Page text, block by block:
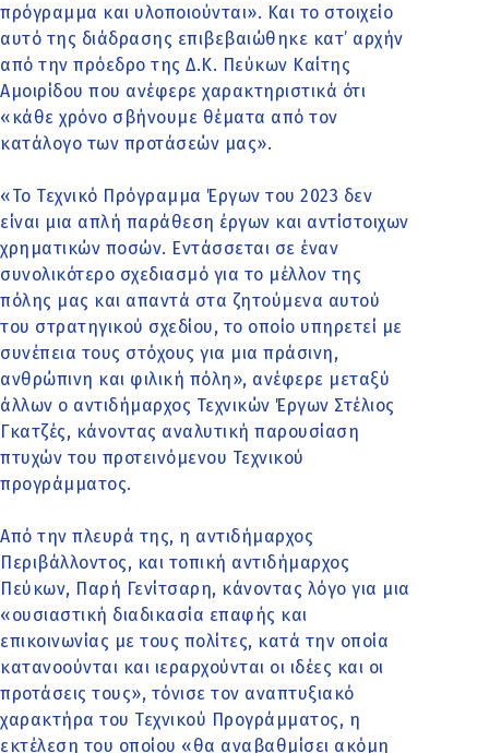
πρόγραμμα και υλοποιούνται». Και το στοιχείο
αυτό της διάδρασης επιβεβαιώθηκε κατ’ αρχήν
από την πρόεδρο της Δ.Κ. Πεύκων Καίτης
Αμοιρίδου που ανέφερε χαρακτηριστικά ότι
«κάθε χρόνο σβήνουμε θέματα από τον
κατάλογο των προτάσεών μας».
«Το Τεχνικό Πρόγραμμα Έργων του 2023 δεν
είναι μια απλή παράθεση έργων και αντίστοιχων
χρηματικών ποσών. Εντάσσεται σε έναν
συνολικότερο σχεδιασμό για το μέλλον της
πόλης μας και απαντά στα ζητούμενα αυτού
του στρατηγικού σχεδίου, το οποίο υπηρετεί με
συνέπεια τους στόχους για μια πράσινη,
ανθρώπινη και φιλική πόλη», ανέφερε μεταξύ
άλλων ο αντιδήμαρχος Τεχνικών Έργων Στέλιος
Γκατζές, κάνοντας αναλυτική παρουσίαση
πτυχών του προτεινόμενου Τεχνικού
προγράμματος.
Από την πλευρά της, η αντιδήμαρχος
Περιβάλλοντος, και τοπική αντιδήμαρχος
Πεύκων, Παρή Γενίτσαρη, κάνοντας λόγο για μια
«ουσιαστική διαδικασία επαφής και
επικοινωνίας με τους πολίτες, κατά την οποία
κατανοούνται και ιεραρχούνται οι ιδέες και οι
προτάσεις τους», τόνισε τον αναπτυξιακό
χαρακτήρα του Τεχνικού Προγράμματος, η
εκτέλεση του οποίου «θα αναβαθμίσει ακόμη